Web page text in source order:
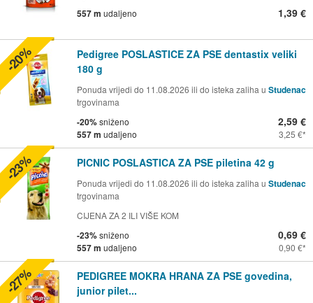
557 m udaljeno 1,39 €
Pedigree POSLASTICE ZA PSE dentastix veliki
180 g
Ponuda vrijedi do 11.08.2026 ili do isteka zaliha u Studenac
trgovinama
-20%sniženo
557 m udaljeno
2,59 €
3,25 €
-20%
PICNIC POSLASTICA ZA PSE piletina 42 g
Ponuda vrijedi do 11.08.2026 ili do isteka zaliha u Studenac
trgovinama
CIJENA ZA 2 ILI VIŠE KOM
-23%sniženo
557 m udaljeno
0,69 €
0,90 €
-23%
PEDIGREE MOKRA HRANA ZA PSE govedina,
junior pilet...
-27%